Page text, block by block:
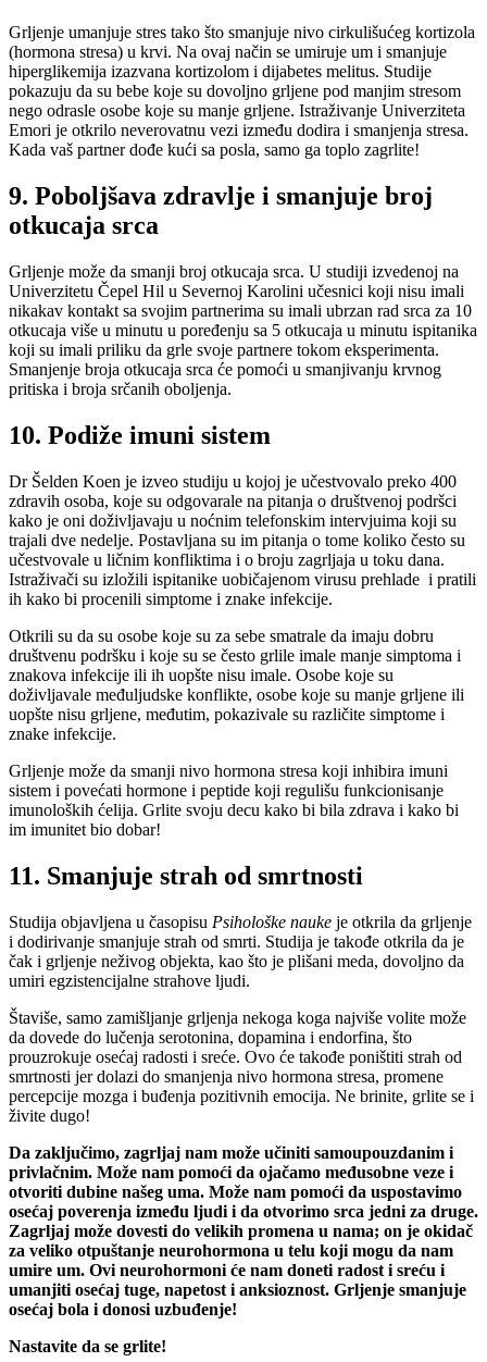
Grljenje umanjuje stres tako što smanjuje nivo cirkulišućeg kortizola
(hormona stresa) u krvi. Na ovaj način se umiruje um i smanjuje
hiperglikemija izazvana kortizolom i dijabetes melitus. Studije
pokazuju da su bebe koje su dovoljno grljene pod manjim stresom
nego odrasle osobe koje su manje grljene. Istraživanje Univerziteta
Emori je otkrilo neverovatnu vezi između dodira i smanjenja stresa.
Kada vaš partner dođe kući sa posla, samo ga toplo zagrlite!
9. Poboljšava zdravlje i smanjuje broj
otkucaja srca
Grljenje može da smanji broj otkucaja srca. U studiji izvedenoj na
Univerzitetu Čepel Hil u Severnoj Karolini učesnici koji nisu imali
nikakav kontakt sa svojim partnerima su imali ubrzan rad srca za 10
otkucaja više u minutu u poređenju sa 5 otkucaja u minutu ispitanika
koji su imali priliku da grle svoje partnere tokom eksperimenta.
Smanjenje broja otkucaja srca će pomoći u smanjivanju krvnog
pritiska i broja srčanih oboljenja.
10. Podiže imuni sistem
Dr Šelden Koen je izveo studiju u kojoj je učestvovalo preko 400
zdravih osoba, koje su odgovarale na pitanja o društvenoj podršci
kako je oni doživljavaju u noćnim telefonskim intervjuima koji su
trajali dve nedelje. Postavljana su im pitanja o tome koliko često su
učestvovale u ličnim konfliktima i o broju zagrljaja u toku dana.
Istraživači su izložili ispitanike uobičajenom virusu prehlade i pratili
ih kako bi procenili simptome i znake infekcije.
Otkrili su da su osobe koje su za sebe smatrale da imaju dobru
društvenu podršku i koje su se često grlile imale manje simptoma i
znakova infekcije ili ih uopšte nisu imale. Osobe koje su
doživljavale međuljudske konflikte, osobe koje su manje grljene ili
uopšte nisu grljene, međutim, pokazivale su različite simptome i
znake infekcije.
Grljenje može da smanji nivo hormona stresa koji inhibira imuni
sistem i povećati hormone i peptide koji regulišu funkcionisanje
imunoloških ćelija. Grlite svoju decu kako bi bila zdrava i kako bi
im imunitet bio dobar!
11. Smanjuje strah od smrtnosti
Studija objavljena u časopisu Psihološke nauke je otkrila da grljenje
i dodirivanje smanjuje strah od smrti. Studija je takođe otkrila da je
čak i grljenje neživog objekta, kao što je plišani meda, dovoljno da
umiri egzistencijalne strahove ljudi.
Štaviše, samo zamišljanje grljenja nekoga koga najviše volite može
da dovede do lučenja serotonina, dopamina i endorfina, što
prouzrokuje osećaj radosti i sreće. Ovo će takođe poništiti strah od
smrtnosti jer dolazi do smanjenja nivo hormona stresa, promene
percepcije mozga i buđenja pozitivnih emocija. Ne brinite, grlite se i
živite dugo!
Da zaključimo, zagrljaj nam može učiniti samoupouzdanim i
privlačnim. Može nam pomoći da ojačamo međusobne veze i
otvoriti dubine našeg uma. Može nam pomoći da uspostavimo
osećaj poverenja između ljudi i da otvorimo srca jedni za druge.
Zagrljaj može dovesti do velikih promena u nama; on je okidač
za veliko otpuštanje neurohormona u telu koji mogu da nam
umire um. Ovi neurohormoni će nam doneti radost i sreću i
umanjiti osećaj tuge, napetost i anksioznost. Grljenje smanjuje
osećaj bola i donosi uzbuđenje!
Nastavite da se grlite!